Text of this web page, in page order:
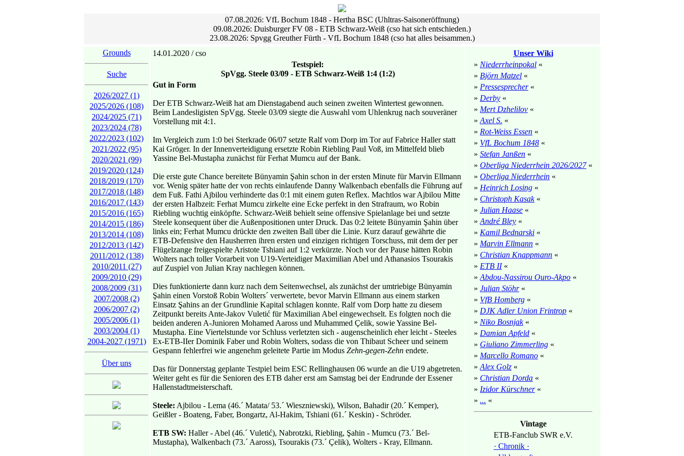
07.08.2026: VfL Bochum 1848 - Hertha BSC (Uhltras-Saisoneröffnung)
09.08.2026: Duisburger FV 08 - ETB Schwarz-Weiß (cso hat sich entschieden.)
23.08.2026: Spvgg Greuther Fürth - VfL Bochum 1848 (cso hat alles beisammen.)
Grounds
Suche
2026/2027 (1)
2025/2026 (108)
2024/2025 (71)
2023/2024 (78)
2022/2023 (102)
2021/2022 (95)
2020/2021 (99)
2019/2020 (124)
2018/2019 (170)
2017/2018 (148)
2016/2017 (143)
2015/2016 (165)
2014/2015 (186)
2013/2014 (108)
2012/2013 (142)
2011/2012 (138)
2010/2011 (27)
2009/2010 (29)
2008/2009 (31)
2007/2008 (2)
2006/2007 (2)
2005/2006 (1)
2003/2004 (1)
2004-2027 (1971)
Über uns
14.01.2020 / cso
Testspiel:
SpVgg. Steele 03/09 - ETB Schwarz-Weiß 1:4 (1:2)
Gut in Form
Der ETB Schwarz-Weiß hat am Dienstagabend auch seinen zweiten Wintertest gewonnen.
Beim Landesligisten SpVgg. Steele 03/09 siegte die Auswahl vom Uhlenkrug nach souveräner
Vorstellung mit 4:1.
Im Vergleich zum 1:0 bei Sterkrade 06/07 setzte Ralf vom Dorp im Tor auf Fabrice Haller statt
Kai Gröger. In der Innenverteidigung ersetzte Robin Riebling Paul Voß, im Mittelfeld blieb
Yassine Bel-Mustapha zunächst für Ferhat Mumcu auf der Bank.
Die erste gute Chance bereitete Bünyamin Şahin schon in der ersten Minute für Marvin Ellmann
vor. Wenig später hatte der von rechts einlaufende Danny Walkenbach ebenfalls die Führung auf
dem Fuß. Fathi Ajbilou verhinderte das 0:1 mit einem guten Reflex. Machtlos war Ajbilou Mitte
der ersten Halbzeit: Ferhat Mumcu zirkelte eine Ecke perfekt in den Strafraum, wo Robin
Riebling wuchtig einköpfte. Schwarz-Weiß behielt seine offensive Spielanlage bei und setzte
Steele konsequent über die Außenpositionen unter Druck. Das 0:2 leitete Bünyamin Şahin über
links ein; Ferhat Mumcu drückte den zweiten Ball über die Linie. Kurz darauf gewährte die
ETB-Defensive den Hausherren ihren ersten und einzigen richtigen Torschuss, mit dem der per
Flügelzange freigespielte Aristote Tshiani auf 1:2 verkürzte. Noch vor der Pause hätten Robin
Wolters nach toller Vorarbeit von U19-Verteidiger Maximilian Abel und Athanasios Tsourakis
auf Zuspiel von Julian Kray nachlegen können.
Dies funktionierte dann kurz nach dem Seitenwechsel, als zunächst der umtriebige Bünyamin
Şahin einen Vorstoß Robin Wolters´ verwertete, bevor Marvin Ellmann aus einem starken
Einsatz Şahins an der Grundlinie Kapital schlagen konnte. Ralf vom Dorp hatte zu diesem
Zeitpunkt bereits Ante-Jakov Vuletić für Maximilian Abel eingewechselt. Es folgten noch die
beiden anderen A-Junioren Mohamed Aaross und Muhammed Çelik, sowie Yassine Bel-
Mustapha. Eine Viertelstunde vor Schluss verletzten sich - augenscheinlich eher leicht - Steeles
Ex-ETB-IIer Dominik Faber und Robin Wolters, sodass die von Thibaut Scheer und seinem
Gespann fehlerfrei wie angenehm geleitete Partie im Modus Zehn-gegen-Zehn endete.
Das für Donnerstag geplante Testpiel beim ESC Rellinghausen 06 wurde an die U19 abgetreten.
Weiter geht es für die Senioren des ETB daher erst am Samstag bei der Endrunde der Essener
Hallenstadtmeisterschaft.
Steele: Ajbilou - Lema (46.´ Matata/ 53.´ Wieszniewski), Wilson, Bahadir (20.´ Kemper),
Geißler - Boateng, Faber, Bongartz, Al-Hakim, Tshiani (61.´ Keskin) - Schröder.
ETB SW: Haller - Abel (46.´ Vuletić), Nabrotzki, Riebling, Şahin - Mumcu (73.´ Bel-
Mustapha), Walkenbach (73.´ Aaross), Tsourakis (73.´ Çelik), Wolters - Kray, Ellmann.
Unser Wiki
» Niederrheinpokal «
» Björn Matzel «
» Pressesprecher«
» Derby «
» Mert Dzhelilov «
» Axel S. «
» Rot-Weiss Essen «
» VfL Bochum 1848 «
» Stefan Janßen «
» Oberliga Niederrhein 2026/2027«
» Oberliga Niederrhein «
» Heinrich Losing «
» Christoph Kasak«
» Julian Haase «
» André Bley «
» Kamil Bednarski «
» Marvin Ellmann «
» Christian Knappmann «
» ETB II«
» Abdou-Nassirou Ouro-Akpo «
» Julian Stöhr«
» VfB Homberg «
» DJK Adler Union Frintrop «
» Niko Bosnjak«
» Damian Apfeld «
» Giuliano Zimmerling «
» Marcello Romano «
» Alex Golz «
» Christian Dorda «
» Izidor Kürschner«
» ... «
Vintage
ETB-Fanclub SWR e.V.
· Chronik ·